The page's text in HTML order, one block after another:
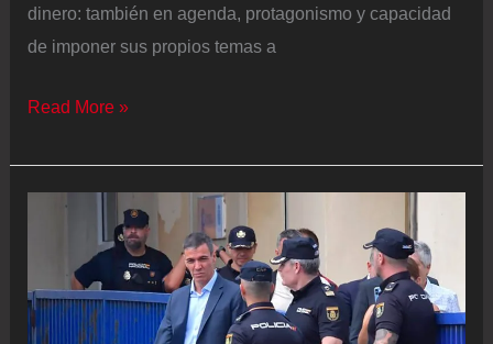
en
y
que
medidas
para
dinero: también en agenda, protagonismo y capacidad
de imponer sus propios temas a
Peaje
fragmentación
Read More »